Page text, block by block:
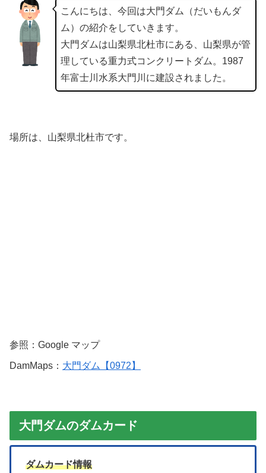
こんにちは、今回は大門ダム（だいもんダ
ム）の紹介をしていきます。
大門ダムは山梨県北杜市にある、山梨県が管
理している重力式コンクリートダム。1987
年富士川水系大門川に建設されました。
場所は、山梨県北杜市です。
参照：Google マップ
DamMaps： 大門ダム【0972】
大門ダムのダムカード
ダムカード情報